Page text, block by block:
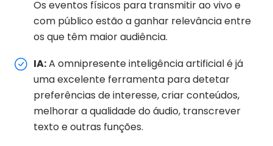
Os eventos físicos para transmitir ao vivo e
com público estão a ganhar relevância entre
os que têm maior audiência.
IA:A omnipresente inteligência artificial é já
uma excelente ferramenta para detetar
preferências de interesse, criar conteúdos,
melhorar a qualidade do áudio, transcrever
texto e outras funções.